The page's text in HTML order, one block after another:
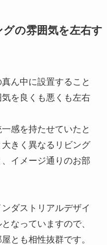
の雰囲気を左右す
ん中に設置すること
を良くも悪くも左右
感を持たせていたと
きく異なるリビング
イメージ通りのお部
ダストリアルデザイ
なっていますので、
とも相性抜群です。